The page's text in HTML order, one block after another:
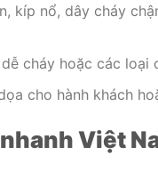
kíp nổ, dây cháy
cháy hoặc các loại
cho hành khách
Việt